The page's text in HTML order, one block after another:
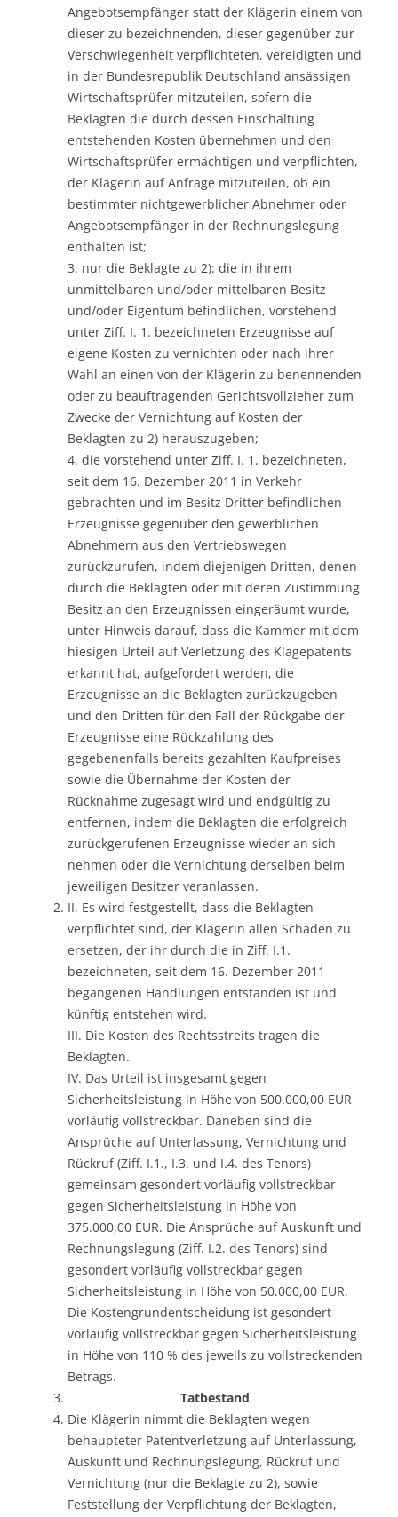
Angebotsempfänger statt der Klägerin einem von
dieser zu bezeichnenden, dieser gegenüber zur
Verschwiegenheit verpflichteten, vereidigten und
in der Bundesrepublik Deutschland ansässigen
Wirtschaftsprüfer mitzuteilen, sofern die
Beklagten die durch dessen Einschaltung
entstehenden Kosten übernehmen und den
Wirtschaftsprüfer ermächtigen und verpflichten,
der Klägerin auf Anfrage mitzuteilen, ob ein
bestimmter nichtgewerblicher Abnehmer oder
Angebotsempfänger in der Rechnungslegung
enthalten ist;
3. nur die Beklagte zu 2): die in ihrem
unmittelbaren und/oder mittelbaren Besitz
und/oder Eigentum befindlichen, vorstehend
unter Ziff. I. 1. bezeichneten Erzeugnisse auf
eigene Kosten zu vernichten oder nach ihrer
Wahl an einen von der Klägerin zu benennenden
oder zu beauftragenden Gerichtsvollzieher zum
Zwecke der Vernichtung auf Kosten der
Beklagten zu 2) herauszugeben;
4. die vorstehend unter Ziff. I. 1. bezeichneten,
seit dem 16. Dezember 2011 in Verkehr
gebrachten und im Besitz Dritter befindlichen
Erzeugnisse gegenüber den gewerblichen
Abnehmern aus den Vertriebswegen
zurückzurufen, indem diejenigen Dritten, denen
durch die Beklagten oder mit deren Zustimmung
Besitz an den Erzeugnissen eingeräumt wurde,
unter Hinweis darauf, dass die Kammer mit dem
hiesigen Urteil auf Verletzung des Klagepatents
erkannt hat, aufgefordert werden, die
Erzeugnisse an die Beklagten zurückzugeben
und den Dritten für den Fall der Rückgabe der
Erzeugnisse eine Rückzahlung des
gegebenenfalls bereits gezahlten Kaufpreises
sowie die Übernahme der Kosten der
Rücknahme zugesagt wird und endgültig zu
entfernen, indem die Beklagten die erfolgreich
zurückgerufenen Erzeugnisse wieder an sich
nehmen oder die Vernichtung derselben beim
jeweiligen Besitzer veranlassen.
II. Es wird festgestellt, dass die Beklagten
verpflichtet sind, der Klägerin allen Schaden zu
ersetzen, der ihr durch die in Ziff. I.1.
bezeichneten, seit dem 16. Dezember 2011
begangenen Handlungen entstanden ist und
künftig entstehen wird.
III. Die Kosten des Rechtsstreits tragen die
Beklagten.
IV. Das Urteil ist insgesamt gegen
Sicherheitsleistung in Höhe von 500.000,00 EUR
vorläufig vollstreckbar. Daneben sind die
Ansprüche auf Unterlassung, Vernichtung und
Rückruf (Ziff. I.1., I.3. und I.4. des Tenors)
gemeinsam gesondert vorläufig vollstreckbar
gegen Sicherheitsleistung in Höhe von
375.000,00 EUR. Die Ansprüche auf Auskunft und
Rechnungslegung (Ziff. I.2. des Tenors) sind
gesondert vorläufig vollstreckbar gegen
Sicherheitsleistung in Höhe von 50.000,00 EUR.
Die Kostengrundentscheidung ist gesondert
vorläufig vollstreckbar gegen Sicherheitsleistung
in Höhe von 110 % des jeweils zu vollstreckenden
Betrags.
Tatbestand
Die Klägerin nimmt die Beklagten wegen
behaupteter Patentverletzung auf Unterlassung,
Auskunft und Rechnungslegung, Rückruf und
Vernichtung (nur die Beklagte zu 2), sowie
Feststellung der Verpflichtung der Beklagten,